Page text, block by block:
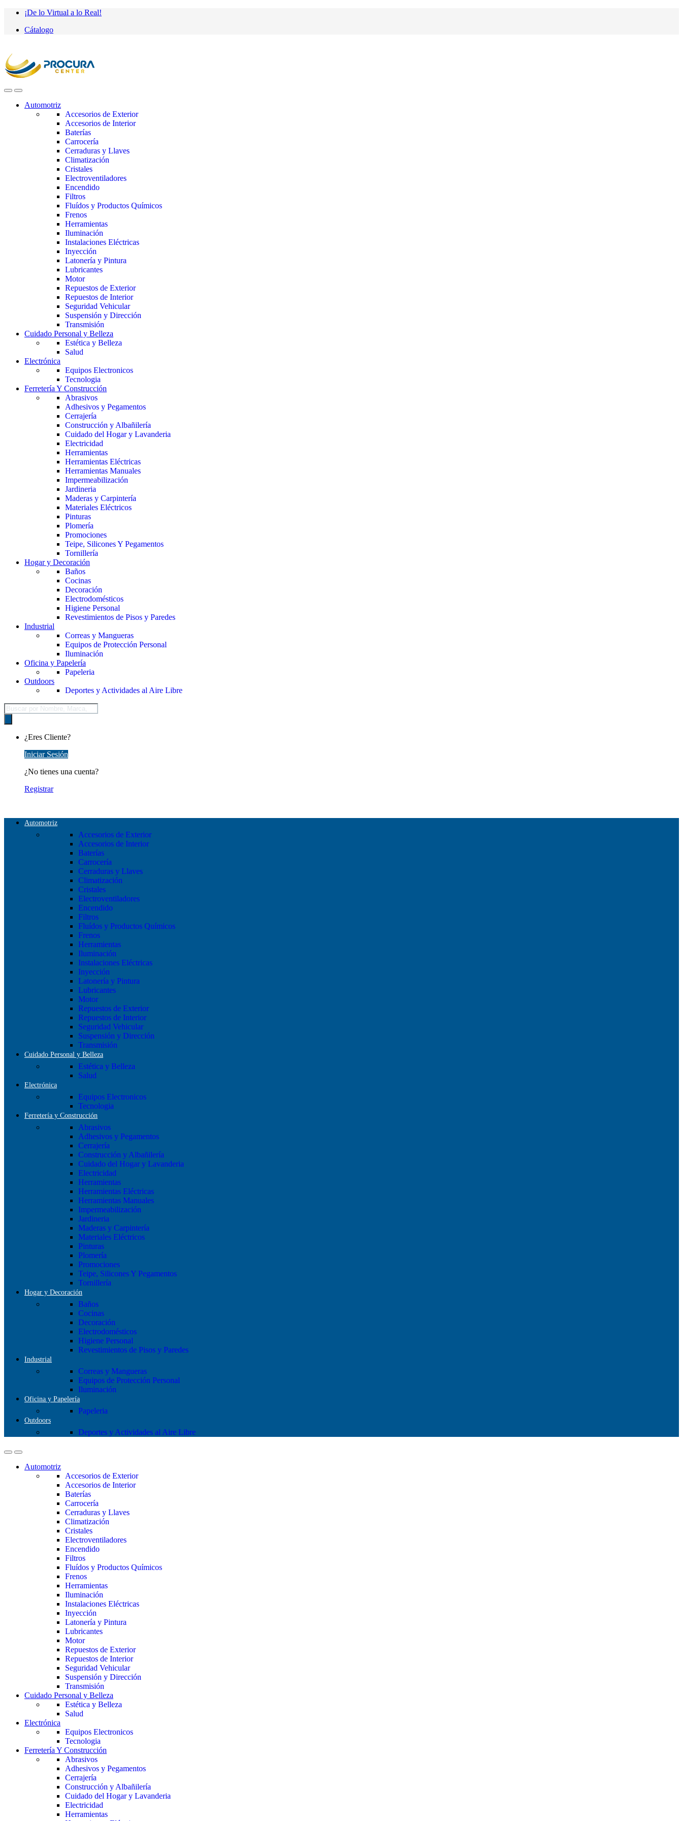
Saltar
navegación
saltar
contenido
¡De lo Virtual a lo Real!
Cátalogo
Automotriz
Accesorios de Exterior
Accesorios de Interior
Baterías
Carrocería
Cerraduras y Llaves
Climatización
Cristales
Electroventiladores
Encendido
Filtros
Fluídos y Productos Químicos
Frenos
Herramientas
Iluminación
Instalaciones Eléctricas
Inyección
Latonería y Pintura
Lubricantes
Motor
Repuestos de Exterior
Repuestos de Interior
Seguridad Vehicular
Suspensión y Dirección
Transmisión
Cuidado Personal y Belleza
Estética y Belleza
Salud
Electrónica
Equipos Electronicos
Tecnologia
Ferretería Y Construcción
Abrasivos
Adhesivos y Pegamentos
Cerrajería
Construcción y Albañilería
Cuidado del Hogar y Lavanderia
Electricidad
Herramientas
Herramientas Eléctricas
Herramientas Manuales
Impermeabilización
Jardineria
Maderas y Carpintería
Materiales Eléctricos
Pinturas
Plomería
Promociones
Teipe, Silicones Y Pegamentos
Tornillería
Hogar y Decoración
Baños
Cocinas
Decoración
Electrodomésticos
Higiene Personal
Revestimientos de Pisos y Paredes
Industrial
Correas y Mangueras
Equipos de Protección Personal
Iluminación
Oficina y Papelería
Papeleria
Outdoors
Deportes y Actividades al Aire Libre
Búsqueda
de
productos
¿Eres Cliente?
Iniciar Sesión
¿No tienes una cuenta?
Registrar
Automotriz
Accesorios de Exterior
Accesorios de Interior
Baterías
Carrocería
Cerraduras y Llaves
Climatización
Cristales
Electroventiladores
Encendido
Filtros
Fluídos y Productos Químicos
Frenos
Herramientas
Iluminación
Instalaciones Eléctricas
Inyección
Latonería y Pintura
Lubricantes
Motor
Repuestos de Exterior
Repuestos de Interior
Seguridad Vehicular
Suspensión y Dirección
Transmisión
Cuidado Personal y Belleza
Estética y Belleza
Salud
Electrónica
Equipos Electronicos
Tecnologia
Ferretería y Construcción
Abrasivos
Adhesivos y Pegamentos
Cerrajería
Construcción y Albañilería
Cuidado del Hogar y Lavanderia
Electricidad
Herramientas
Herramientas Eléctricas
Herramientas Manuales
Impermeabilización
Jardineria
Maderas y Carpintería
Materiales Eléctricos
Pinturas
Plomería
Promociones
Teipe, Silicones Y Pegamentos
Tornillería
Hogar y Decoración
Baños
Cocinas
Decoración
Electrodomésticos
Higiene Personal
Revestimientos de Pisos y Paredes
Industrial
Correas y Mangueras
Equipos de Protección Personal
Iluminación
Oficina y Papelería
Papeleria
Outdoors
Deportes y Actividades al Aire Libre
Automotriz
Accesorios de Exterior
Accesorios de Interior
Baterías
Carrocería
Cerraduras y Llaves
Climatización
Cristales
Electroventiladores
Encendido
Filtros
Fluídos y Productos Químicos
Frenos
Herramientas
Iluminación
Instalaciones Eléctricas
Inyección
Latonería y Pintura
Lubricantes
Motor
Repuestos de Exterior
Repuestos de Interior
Seguridad Vehicular
Suspensión y Dirección
Transmisión
Cuidado Personal y Belleza
Estética y Belleza
Salud
Electrónica
Equipos Electronicos
Tecnologia
Ferretería Y Construcción
Abrasivos
Adhesivos y Pegamentos
Cerrajería
Construcción y Albañilería
Cuidado del Hogar y Lavanderia
Electricidad
Herramientas